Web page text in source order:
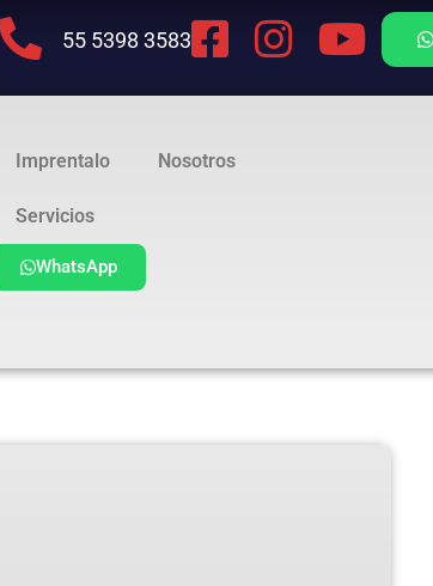
55 5398 3583
Imprentalo Nosotros
Servicios
WhatsApp